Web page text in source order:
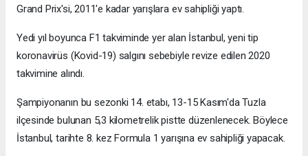
Grand Prix'si, 2011'e kadar yarışlara ev sahipliği yaptı.
Yedi yıl boyunca F1 takviminde yer alan İstanbul, yeni tip
koronavirüs (Kovid-19) salgını sebebiyle revize edilen 2020
takvimine alındı.
Şampiyonanın bu sezonki 14. etabı, 13-15 Kasım'da Tuzla
ilçesinde bulunan 5,3 kilometrelik pistte düzenlenecek. Böylece
İstanbul, tarihte 8. kez Formula 1 yarışına ev sahipliği yapacak.